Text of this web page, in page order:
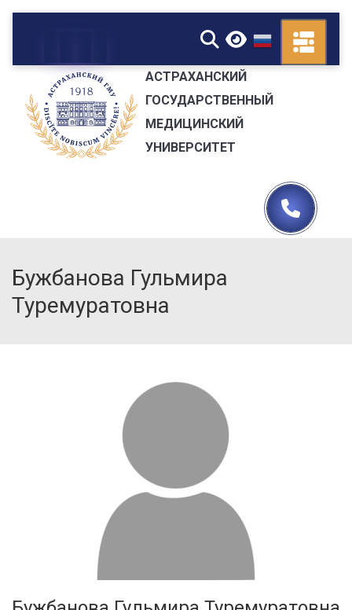
▼
АСТРАХАНСКИЙ
ГОСУДАРСТВЕННЫЙ
МЕДИЦИНСКИЙ
УНИВЕРСИТЕТ
Бужбанова Гульмира
Туремуратовна